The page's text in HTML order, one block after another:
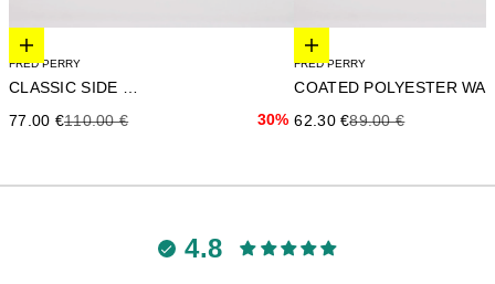
Elige opciones
FRED PERRY
Precio de oferta
77.00 €Precio anterior
110.00 € 30%
Elige opciones
FRED PERRY
Precio de oferta
62.30 €Precio anterior
89.00 €
4.8